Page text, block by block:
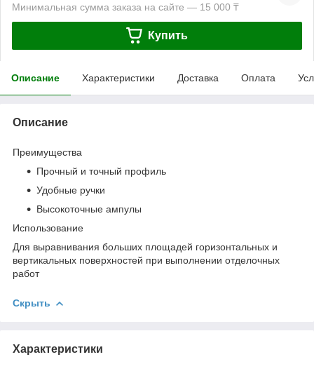
Минимальная сумма заказа на сайте — 15 000 ₸
Купить
Описание Характеристики Доставка Оплата
Описание
Преимущества
Прочный и точный профиль
Удобные ручки
Высокоточные ампулы
Использование
Для выравнивания больших площадей горизонтальных и
вертикальных поверхностей при выполнении отделочных
работ
Скрыть
Характеристики